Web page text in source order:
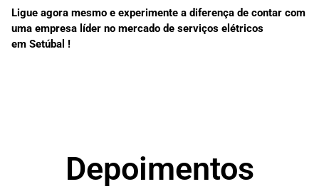
Ligue agora mesmo e experimente a diferença de contar com
uma empresa líder no mercado de serviços elétricos
em Setúbal !
Depoimentos